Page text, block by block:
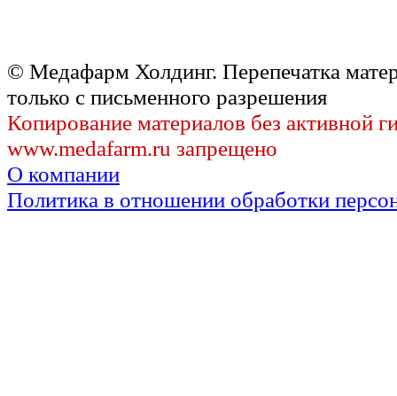
© Медафарм Холдинг. Перепечатка
только с письменного разрешения
Копирование материалов без активной
www.medafarm.ru запрещено
О компании
Политика в отношении обработки